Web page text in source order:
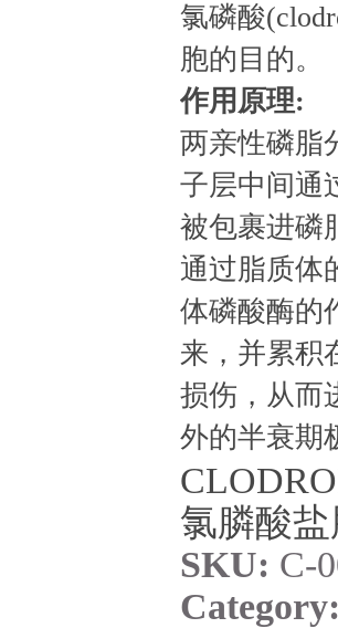
氯磷酸
胞的目的。
作用原理:
两亲性磷脂
子层中间通
被包裹进磷
通过脂质体
体磷酸酶的
来，并累积
损伤，从而
外的半衰期
氯膦酸
SKU: C-